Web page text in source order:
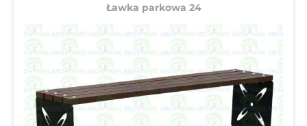
Ławka parkowa 24